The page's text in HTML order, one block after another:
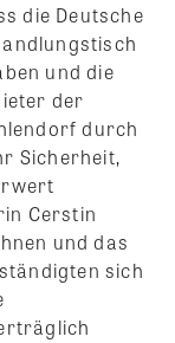
die Deutsche
und die
der
durch
Sicherheit,
Cerstin
und das
sich